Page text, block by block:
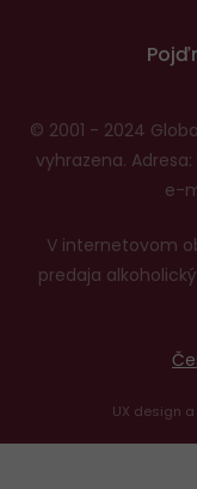
© 2001 - 2024
vyhrazena. Adresa:
e-
V internetovom
predaja
UX design a